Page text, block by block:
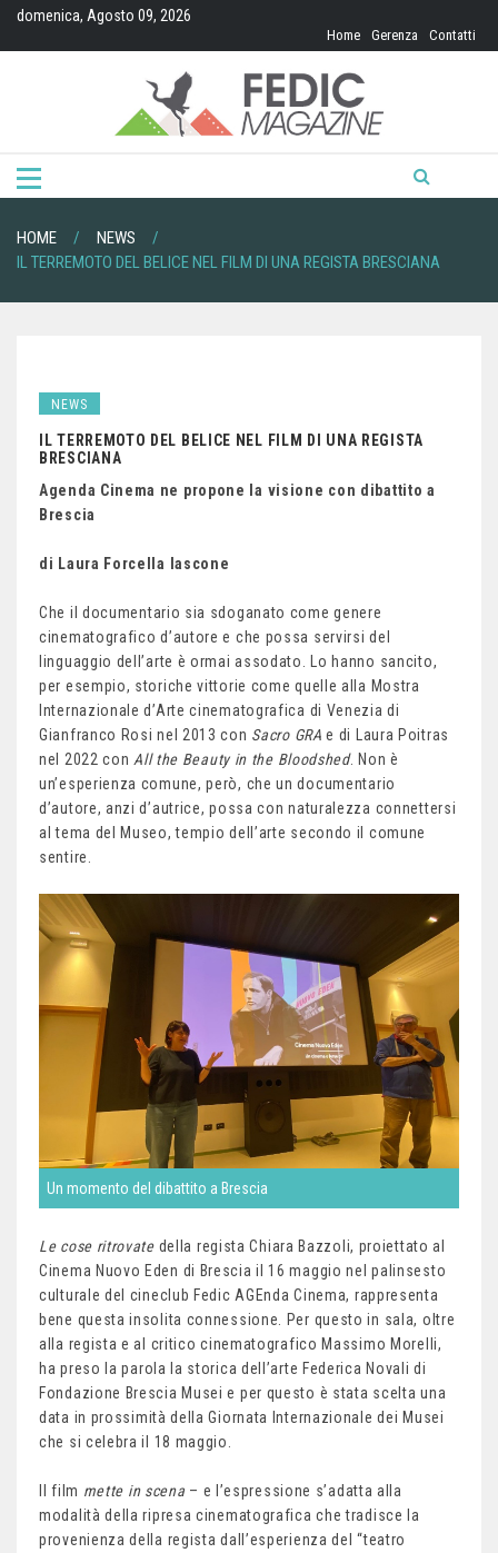
Skipdomenica, Agosto 09, 2026
Home Gerenza Contatti
HOME
NEWS
IL TERREMOTO DEL BELICE NEL FILM DI UNA REGISTA BRESCIANA
NEWS
IL TERREMOTO DEL BELICE NEL FILM DI UNA REGISTA
BRESCIANA
Agenda Cinema ne propone la visione con dibattito a
Brescia
di Laura Forcella Iascone
Che il documentario sia sdoganato come genere
cinematografico d’autore e che possa servirsi del
linguaggio dell’arte è ormai assodato. Lo hanno sancito,
per esempio, storiche vittorie come quelle alla Mostra
Internazionale d’Arte cinematografica di Venezia di
Gianfranco Rosi nel 2013 con Sacro GRA e di Laura Poitras
nel 2022 con All the Beauty in the Bloodshed. Non è
un’esperienza comune, però, che un documentario
d’autore, anzi d’autrice, possa con naturalezza connettersi
al tema del Museo, tempio dell’arte secondo il comune
sentire.
Un momento del dibattito a Brescia
Le cose ritrovatedella regista Chiara Bazzoli, proiettato al
Cinema Nuovo Eden di Brescia il 16 maggio nel palinsesto
culturale del cineclub Fedic AGEnda Cinema, rappresenta
bene questa insolita connessione. Per questo in sala, oltre
alla regista e al critico cinematografico Massimo Morelli,
ha preso la parola la storica dell’arte Federica Novali di
Fondazione Brescia Musei e per questo è stata scelta una
data in prossimità della Giornata Internazionale dei Musei
che si celebra il 18 maggio.
Il film mette in scena – e l’espressione s’adatta alla
modalità della ripresa cinematografica che tradisce la
provenienza della regista dall’esperienza del “teatro